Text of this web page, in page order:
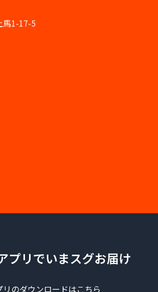
馬1-17-5
プリでいまスグお届け
リのダウンロードはこちら